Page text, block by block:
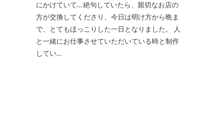
にかけていて… 絶句していたら、親切なお店の
方が交換してくださり、今日は明け方から晩ま
で、とてもほっこりした一日となりました。 人
と一緒にお仕事させていただいている時と制作
してい…